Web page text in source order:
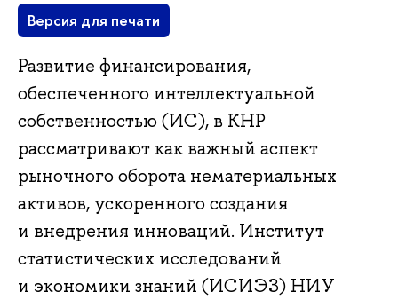
Версия для печати
Развитие финансирования,
обеспеченного интеллектуальной
собственностью (ИС), в КНР
рассматривают как важный аспект
рыночного оборота нематериальных
активов, ускоренного создания
и внедрения инноваций. Институт
статистических исследований
и экономики знаний (ИСИЭЗ) НИУ